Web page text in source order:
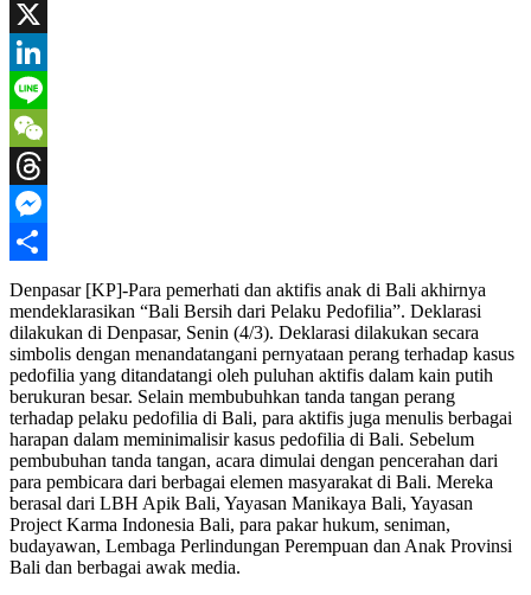
Email
X
LinkedIn
Line
WeChat
Threads
Messenger
Share
Denpasar [KP]-Para pemerhati dan aktifis anak di Bali akhirnya
mendeklarasikan “Bali Bersih dari Pelaku Pedofilia”. Deklarasi
dilakukan di Denpasar, Senin (4/3). Deklarasi dilakukan secara
simbolis dengan menandatangani pernyataan perang terhadap kasus
pedofilia yang ditandatangi oleh puluhan aktifis dalam kain putih
berukuran besar. Selain membubuhkan tanda tangan perang
terhadap pelaku pedofilia di Bali, para aktifis juga menulis berbagai
harapan dalam meminimalisir kasus pedofilia di Bali. Sebelum
pembubuhan tanda tangan, acara dimulai dengan pencerahan dari
para pembicara dari berbagai elemen masyarakat di Bali. Mereka
berasal dari LBH Apik Bali, Yayasan Manikaya Bali, Yayasan
Project Karma Indonesia Bali, para pakar hukum, seniman,
budayawan, Lembaga Perlindungan Perempuan dan Anak Provinsi
Bali dan berbagai awak media.